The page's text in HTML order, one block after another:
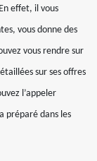
effet, il vous
vous donne des
vous rendre sur
sur ses offres
l’appeler
préparé dans les